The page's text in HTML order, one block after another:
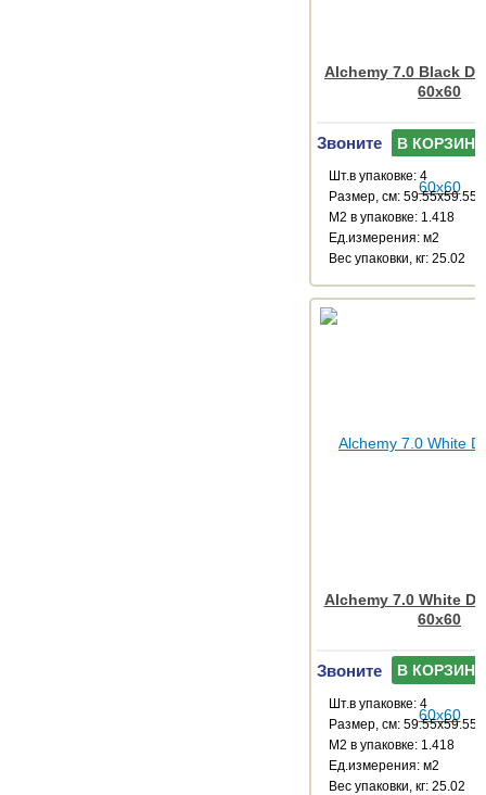
Alchemy 7.0 Black
60x60
Звоните В КОРЗИНУ
Шт.в упаковке: 4
Размер, см: 59.55x59.55
М2 в упаковке: 1.418
Ед.измерения: м2
Веc упаковки, кг: 25.02
Alchemy 7.0 White
60x60
Звоните В КОРЗИНУ
Шт.в упаковке: 4
Размер, см: 59.55x59.55
М2 в упаковке: 1.418
Ед.измерения: м2
Веc упаковки, кг: 25.02